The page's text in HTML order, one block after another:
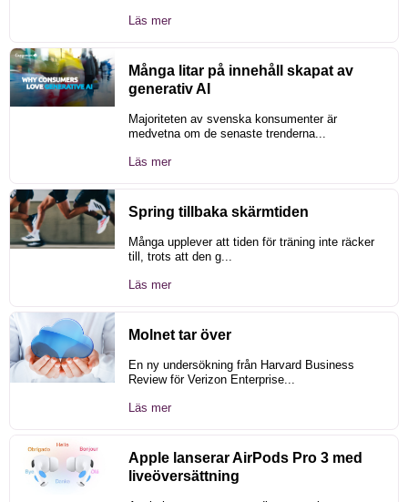
Läs mer
Många litar på innehåll skapat av
generativ AI
Majoriteten av svenska konsumenter är
medvetna om de senaste trenderna...
Läs mer
Spring tillbaka skärmtiden
Många upplever att tiden för träning inte räcker
till, trots att den g...
Läs mer
Molnet tar över
En ny undersökning från Harvard Business
Review för Verizon Enterprise...
Läs mer
Apple lanserar AirPods Pro 3 med
liveöversättning